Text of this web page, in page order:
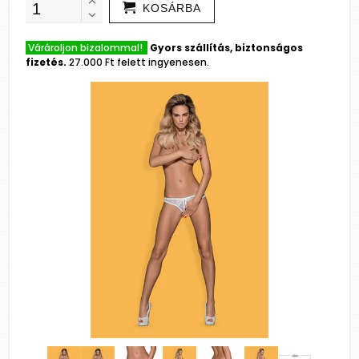
KOSÁRBA
Várároljon bizalommal! Gyors szállítás, biztonságos
fizetés. 27.000 Ft felett ingyenesen.